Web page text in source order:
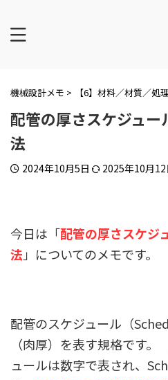
機械設計メモ > 【6】材料／材質／処
配管の厚さスケジュ
法
2024年10月5日 2025年10月12
今日は「配管の厚さスケジ
法 」についてのメモです。
配管のスケジュール（
（肉厚）を表す規格です
ュールは数字で表され、